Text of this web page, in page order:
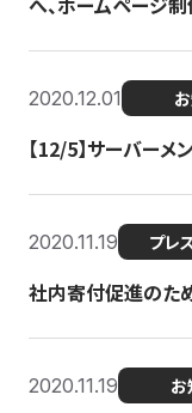
2020.12.01
【12/5】サーバー
2020.11.19 プレ
社内寄付促進のた
2020.11.19 お